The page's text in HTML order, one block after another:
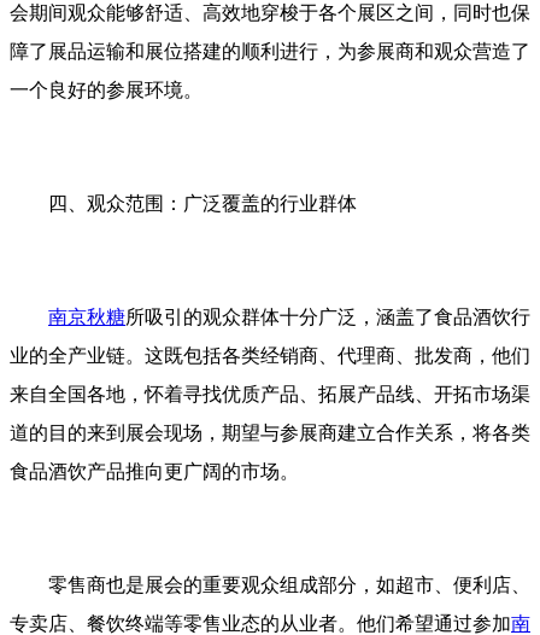
会期间观众能够舒适、高效地穿梭于各个展区之间，同时也保
障了展品运输和展位搭建的顺利进行，为参展商和观众营造了
一个良好的参展环境。
四、观众范围：广泛覆盖的行业群体
南京秋糖所吸引的观众群体十分广泛，涵盖了食品酒饮行
业的全产业链。这既包括各类经销商、代理商、批发商，他们
来自全国各地，怀着寻找优质产品、拓展产品线、开拓市场渠
道的目的来到展会现场，期望与参展商建立合作关系，将各类
食品酒饮产品推向更广阔的市场。
零售商也是展会的重要观众组成部分，如超市、便利店、
专卖店、餐饮终端等零售业态的从业者。他们希望通过参加南